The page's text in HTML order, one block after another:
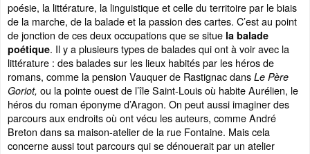
poésie, la littérature, la linguistique et celle du territoire par le biais
de la marche, de la balade et la passion des cartes. C’est au point
de jonction de ces deux occupations que se situe la balade
poétique. Il y a plusieurs types de balades qui ont à voir avec la
littérature : des balades sur les lieux habités par les héros de
romans, comme la pension Vauquer de Rastignac dans Le Père
Goriot, ou la pointe ouest de l’île Saint-Louis où habite Aurélien, le
héros du roman éponyme d’Aragon. On peut aussi imaginer des
parcours aux endroits où ont vécu les auteurs, comme André
Breton dans sa maison-atelier de la rue Fontaine. Mais cela
concerne aussi tout parcours qui se dénouerait par un atelier